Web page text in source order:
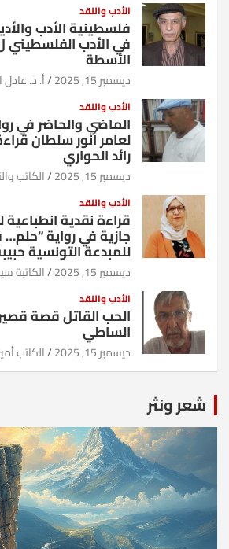
الأدب والنقد
فلسطينية الأدب
في الأدب الفلسطيني
الأسطة
ديسمبر 15, 2025 أ. د.
الأدب والنقد
الماضي والحاضر في
لعامر أنور سلطان
رائد الحواري
ديسمبر 15, 2025 الكاتب
الأدب والنقد
قراءة نقدية
جازية في رواية
للمبدعة التونسية
ديسمبر 15, 2025 الكاتبة
الأدب والنقد
الحب القاتل قصة
الساطي
ديسمبر 15, 2025 الكاتب
شعر ونثر